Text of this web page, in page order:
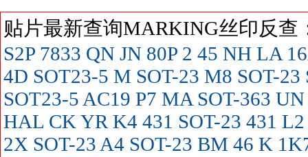
贴片最新查询MARKING丝印反
S2P 7833 QN JN 80P 2 45 NH LA
4D SOT23-5 M SOT-23 M8 SOT-23
SOT23-5 AC19 P7 MA SOT-363 UN
HAL CK YR K4 431 SOT-23 431 L2
2X SOT-23 A4 SOT-23 BM 46 K